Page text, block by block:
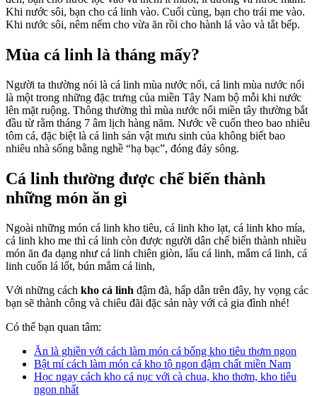
Khi nước sôi, bạn cho cá linh vào. Cuối cùng, bạn cho trái me vào.
Khi nước sôi, nêm nếm cho vừa ăn rồi cho hành lá vào và tắt bếp.
Mùa cá linh là tháng mấy?
Người ta thường nói là cá linh mùa nước nổi, cá linh mùa nước nổi
là một trong những đặc trưng của miền Tây Nam bộ mỗi khi nước
lên mặt ruộng. Thông thường thì mùa nước nổi miền tây thường bắt
đầu từ rằm tháng 7 âm lịch hàng năm. Nước về cuốn theo bao nhiêu
tôm cá, đặc biệt là cá linh sản vật mưu sinh của không biết bao
nhiêu nhà sống bằng nghề “hạ bạc”, đóng đáy sông.
Cá linh thường được chế biến thành
những món ăn gì
Ngoài những món cá linh kho tiêu, cá linh kho lạt, cá linh kho mía,
cá linh kho me thì cá linh còn được người dân chế biến thành nhiều
món ăn đa dạng như cá linh chiên giòn, lẩu cá linh, mắm cá linh, cá
linh cuốn lá lốt, bún mắm cá linh,
Với những cách kho cá linh đậm đà, hấp dẫn trên đây, hy vọng các
bạn sẽ thành công và chiêu đãi đặc sản này với cả gia đình nhé!
Có thể bạn quan tâm:
Ăn là ghiền với cách làm món cá bống kho tiêu thơm ngon
Bật mí cách làm món cá kho tộ ngon đậm chất miền Nam
Học ngay cách kho cá nục với cà chua, kho thơm, kho tiêu
ngon nhất